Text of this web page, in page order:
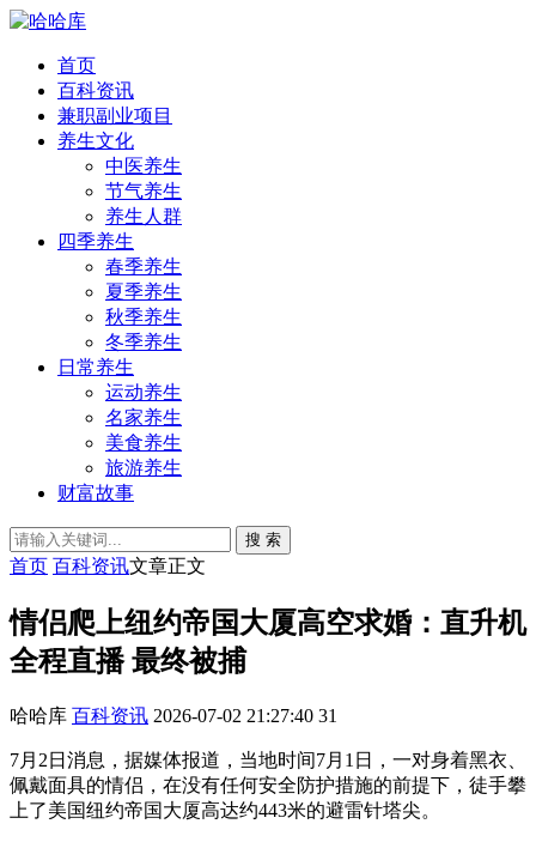
首页
百科资讯
兼职副业项目
养生文化
中医养生
节气养生
养生人群
四季养生
春季养生
夏季养生
秋季养生
冬季养生
日常养生
运动养生
名家养生
美食养生
旅游养生
财富故事
搜 索
首页 百科资讯文章正文
情侣爬上纽约帝国大厦高空求婚：直升机
全程直播 最终被捕
哈哈库 百科资讯 2026-07-02 21:27:40 31
7月2日消息，据媒体报道，当地时间7月1日，一对身着黑衣、
佩戴面具的情侣，在没有任何安全防护措施的前提下，徒手攀
上了美国纽约帝国大厦高达约443米的避雷针塔尖。